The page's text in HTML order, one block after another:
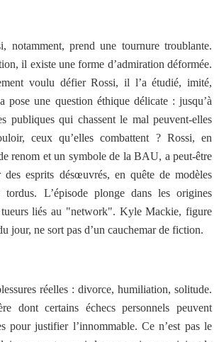
notamment, prend une tournure troublante.
il existe une forme d’admiration déformée.
voulu défier Rossi, il l’a étudié, imité,
pose une question éthique délicate : jusqu’à
publiques qui chassent le mal peuvent-elles
ceux qu’elles combattent ? Rossi, en
renom et un symbole de la BAU, a peut-être
des esprits désœuvrés, en quête de modèles
tordus.
L’épisode plonge dans les origines
tueurs liés au "network". Kyle Mackie, figure
jour, ne sort pas d’un cauchemar de fiction.
réelles : divorce, humiliation, solitude.
dont certains échecs personnels peuvent
pour justifier l’innommable. Ce n’est pas le